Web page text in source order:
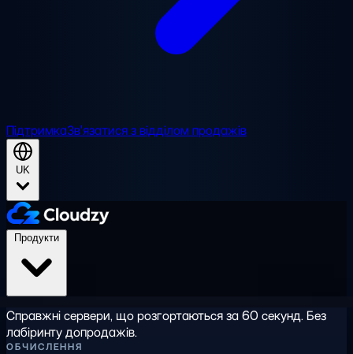
ПідтримкаЗв'язатися з відділом продажів
UK
Справжні сервери, що розгортаються за 60 секунд. Без
лабіринту допродажів.
ОБЧИСЛЕННЯ